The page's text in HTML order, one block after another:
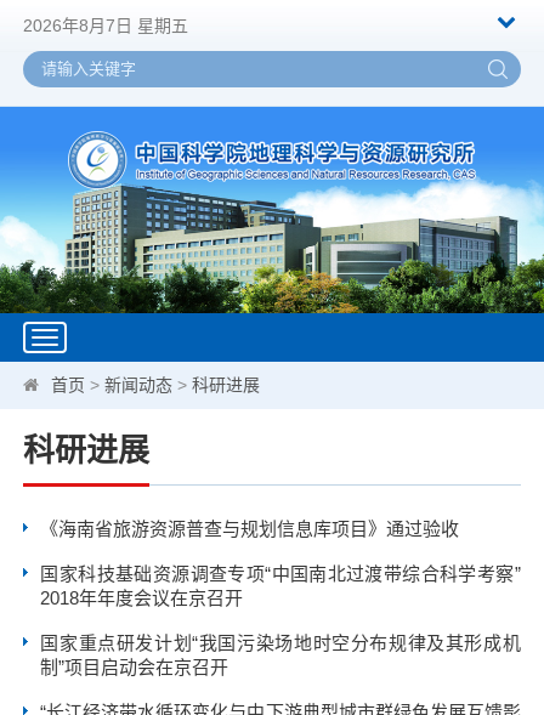
2026年8月7日 星期五
Toggle
navigation
首页 >新闻动态 >科研进展
科研进展
《海南省旅游资源普查与规划信息库项目》通过验收
国家科技基础资源调查专项“中国南北过渡带综合科学考察”
2018年年度会议在京召开
国家重点研发计划“我国污染场地时空分布规律及其形成机
制”项目启动会在京召开